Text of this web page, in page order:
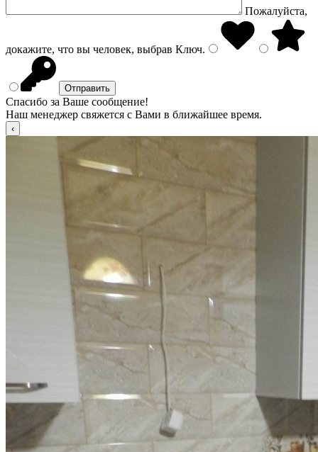
Пожалуйста,
докажите, что вы человек, выбрав Ключ.
Спасибо за Ваше сообщение!
Наш менеджер свяжется с Вами в ближайшее время.